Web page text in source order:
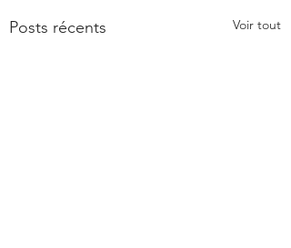
Posts récents Voir tout